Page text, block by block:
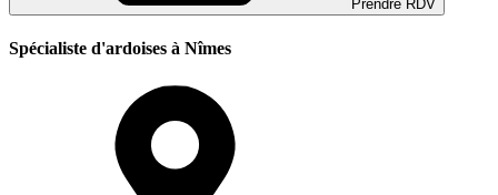
Prendre RDV
Spécialiste d'ardoises à Nîmes